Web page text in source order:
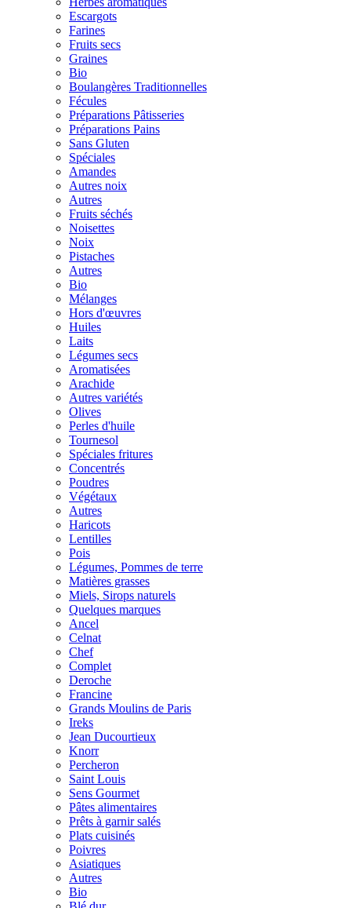
Escargots
Farines
Fruits secs
Graines
Bio
Boulangères Traditionnelles
Fécules
Préparations Pâtisseries
Préparations Pains
Sans Gluten
Spéciales
Amandes
Autres noix
Autres
Fruits séchés
Noisettes
Noix
Pistaches
Autres
Bio
Mélanges
Hors d'œuvres
Huiles
Laits
Légumes secs
Aromatisées
Arachide
Autres variétés
Olives
Perles d'huile
Tournesol
Spéciales fritures
Concentrés
Poudres
Végétaux
Autres
Haricots
Lentilles
Pois
Légumes, Pommes de terre
Matières grasses
Miels, Sirops naturels
Quelques marques
Ancel
Celnat
Chef
Complet
Deroche
Francine
Grands Moulins de Paris
Ireks
Jean Ducourtieux
Knorr
Percheron
Saint Louis
Sens Gourmet
Pâtes alimentaires
Prêts à garnir salés
Plats cuisinés
Poivres
Asiatiques
Autres
Bio